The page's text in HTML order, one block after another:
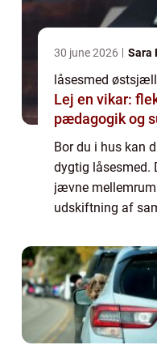
30 june 2026 Sara
låsesmed
Lej en vikar:
pædagogik og
Bor du i hus kan
dygtig låsesmed.
jævne
udskiftning af